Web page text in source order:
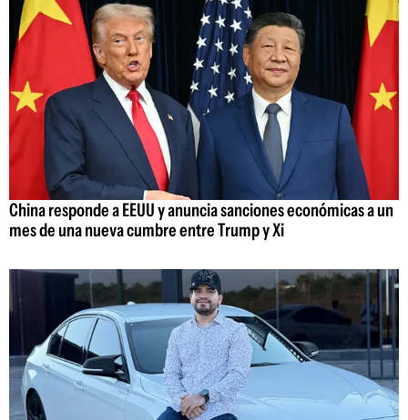
China responde a EEUU y anuncia sanciones económicas a un
mes de una nueva cumbre entre Trump y Xi